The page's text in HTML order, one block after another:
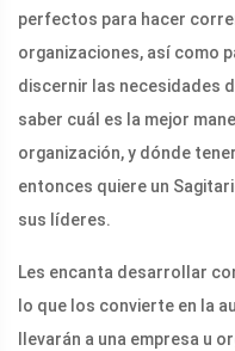
perfectos para hacer
organizaciones, así como
discernir las necesidades
saber cuál es la mejor
organización, y dónde
entonces quiere un
sus líderes.
Les encanta desarrollar
lo que los convierte en la
llevarán a una empresa u